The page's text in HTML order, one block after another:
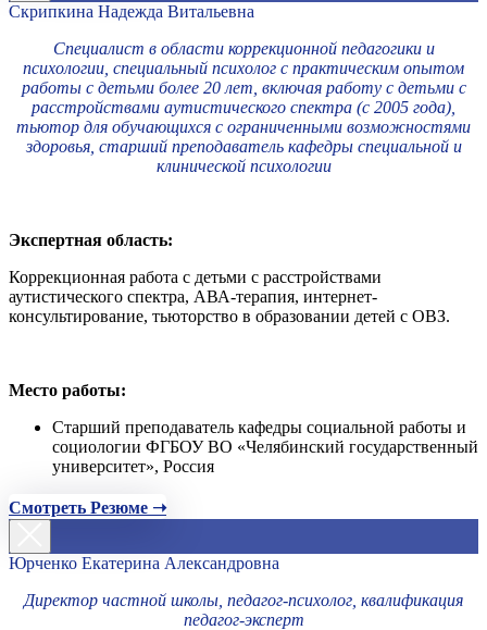
Скрипкина Надежда Витальевна
Специалист в области коррекционной педагогики и
психологии, специальный психолог с практическим опытом
работы с детьми более 20 лет, включая работу с детьми с
расстройствами аутистического спектра (с 2005 года),
тьютор для обучающихся с ограниченными возможностями
здоровья, старший преподаватель кафедры специальной и
клинической психологии
Экспертная область:
Коррекционная работа с детьми с расстройствами
аутистического спектра, АВА-терапия, интернет-
консультирование, тьюторство в образовании детей с ОВЗ.
Место работы:
Старший преподаватель кафедры социальной работы и
социологии ФГБОУ ВО «Челябинский государственный
университет», Россия
Смотреть Резюме ➝
Юрченко Екатерина Александровна
Директор частной школы, педагог-психолог, квалификация
педагог-эксперт